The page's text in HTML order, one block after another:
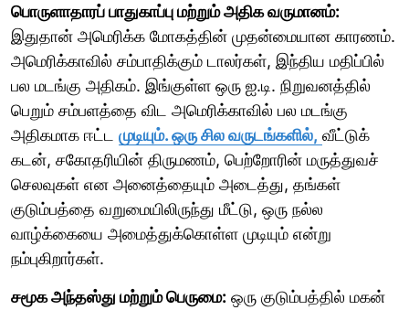
பொருளாதாரப் பாதுகாப்பு மற்றும் அதிக வருமானம்:
இதுதான் அமெரிக்க மோகத்தின் முதன்மையான காரணம்.
அமெரிக்காவில் சம்பாதிக்கும் டாலர்கள், இந்திய மதிப்பில்
பல மடங்கு அதிகம். இங்குள்ள ஒரு ஐ.டி. நிறுவனத்தில்
பெறும் சம்பளத்தை விட அமெரிக்காவில் பல மடங்கு
அதிகமாக ஈட்ட முடியும். ஒரு சில வருடங்களில், வீட்டுக்
கடன், சகோதரியின் திருமணம், பெற்றோரின் மருத்துவச்
செலவுகள் என அனைத்தையும் அடைத்து, தங்கள்
குடும்பத்தை வறுமையிலிருந்து மீட்டு, ஒரு நல்ல
வாழ்க்கையை அமைத்துக்கொள்ள முடியும் என்று
நம்புகிறார்கள்.
சமூக அந்தஸ்து மற்றும் பெருமை: ஒரு குடும்பத்தில் மகன்